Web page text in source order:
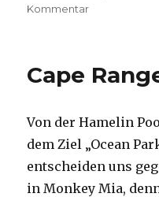
Kommentarzu
Cape
Von der Hamelin
dem Ziel „Ocean
entscheiden uns
in Monkey Mia,